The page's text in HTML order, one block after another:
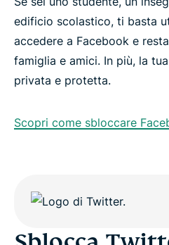
edificio scolastico, ti basta
accedere a Facebook e
famiglia e amici. In più, la
privata e protetta.
Scopri come sbloccare